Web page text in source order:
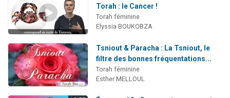
Torah : le Cancer !
Torah féminine
Elyssia BOUKOBZA
Tsniout & Paracha : La Tsniout, le
filtre des bonnes fréquentations...
Torah féminine
Esther MELLOUL